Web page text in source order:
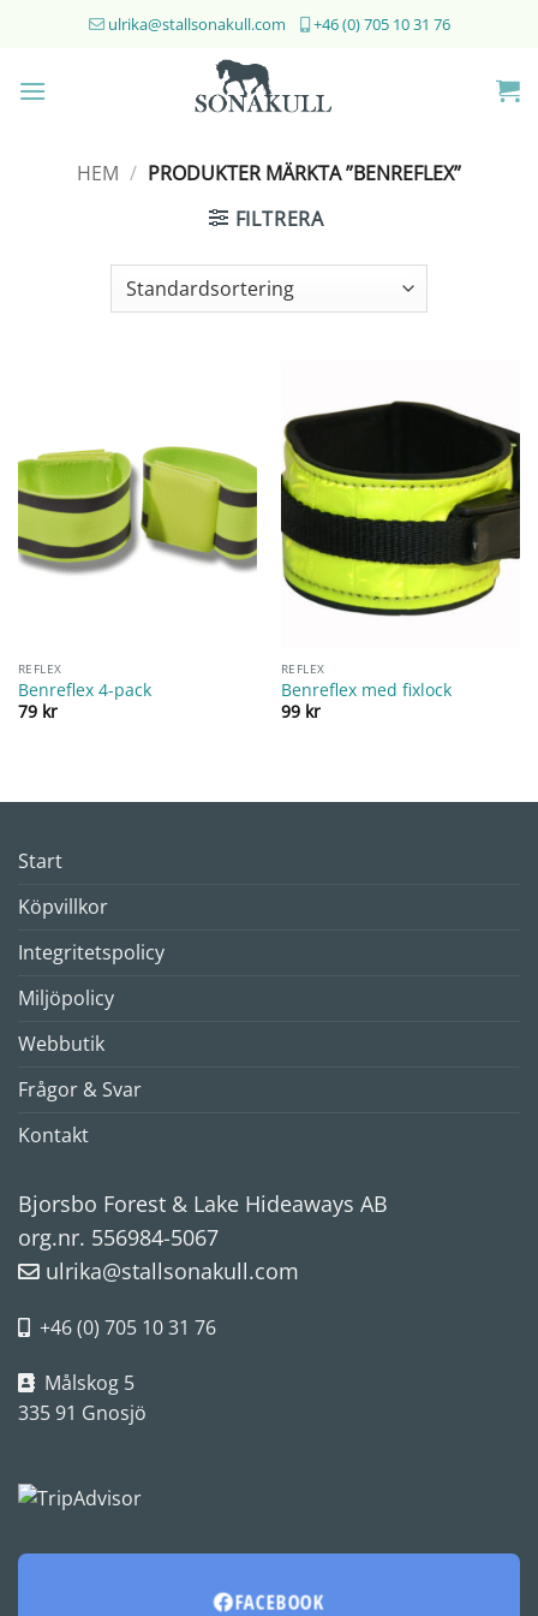
ulrika@stallsonakull.com +46 (0) 705 10 31 76
HEM / PRODUKTER MÄRKTA ”BENREFLEX”
FILTRERA
REFLEX
Benreflex 4-pack
79 kr
REFLEX
Benreflex med fixlock
99 kr
Start
Köpvillkor
Integritetspolicy
Miljöpolicy
Webbutik
Frågor & Svar
Kontakt
Bjorsbo Forest & Lake Hideaways AB
org.nr. 556984-5067
ulrika@stallsonakull.com
+46 (0) 705 10 31 76
Målskog 5
335 91 Gnosjö
FACEBOOK